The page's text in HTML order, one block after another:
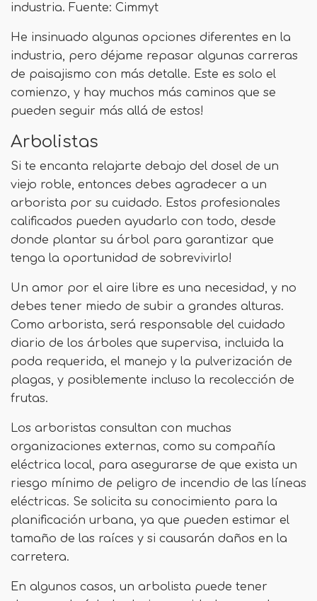
industria. Fuente: Cimmyt
He insinuado algunas opciones diferentes en la
industria, pero déjame repasar algunas carreras
de paisajismo con más detalle. Este es solo el
comienzo, y hay muchos más caminos que se
pueden seguir más allá de estos!
Arbolistas
Si te encanta relajarte debajo del dosel de un
viejo roble, entonces debes agradecer a un
arborista por su cuidado. Estos profesionales
calificados pueden ayudarlo con todo, desde
donde plantar su árbol para garantizar que
tenga la oportunidad de sobrevivirlo!
Un amor por el aire libre es una necesidad, y no
debes tener miedo de subir a grandes alturas.
Como arborista, será responsable del cuidado
diario de los árboles que supervisa, incluida la
poda requerida, el manejo y la pulverización de
plagas, y posiblemente incluso la recolección de
frutas.
Los arboristas consultan con muchas
organizaciones externas, como su compañía
eléctrica local, para asegurarse de que exista un
riesgo mínimo de peligro de incendio de las líneas
eléctricas. Se solicita su conocimiento para la
planificación urbana, ya que pueden estimar el
tamaño de las raíces y si causarán daños en la
carretera.
En algunos casos, un arbolista puede tener